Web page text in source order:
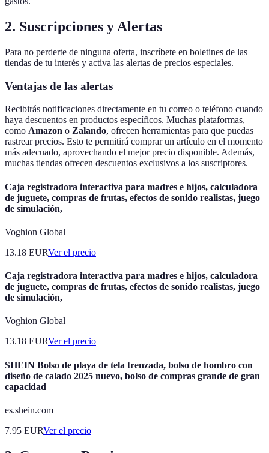
2. Suscripciones y Alertas
Para no perderte de ninguna oferta, inscríbete en boletines de las
tiendas de tu interés y activa las alertas de precios especiales.
Ventajas de las alertas
Recibirás notificaciones directamente en tu correo o teléfono cuando
haya descuentos en productos específicos. Muchas plataformas,
como Amazon o Zalando, ofrecen herramientas para que puedas
rastrear precios. Esto te permitirá comprar un artículo en el momento
más adecuado, aprovechando el mejor precio disponible. Además,
muchas tiendas ofrecen descuentos exclusivos a los suscriptores.
Caja registradora interactiva para madres e hijos, calculadora
de juguete, compras de frutas, efectos de sonido realistas, juego
de simulación,
Voghion Global
13.18 EURVer el precio
Caja registradora interactiva para madres e hijos, calculadora
de juguete, compras de frutas, efectos de sonido realistas, juego
de simulación,
Voghion Global
13.18 EURVer el precio
SHEIN Bolso de playa de tela trenzada, bolso de hombro con
diseño de calado 2025 nuevo, bolso de compras grande de gran
capacidad
es.shein.com
7.95 EURVer el precio